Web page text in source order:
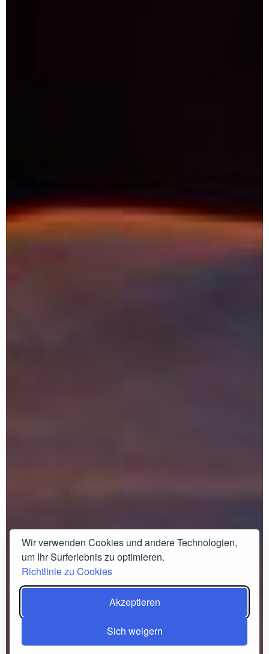
Wir verwenden Cookies und andere Technologien,
um Ihr Surferlebnis zu optimieren.
Richtlinie zu Cookies
Akzeptieren
Sich weigern